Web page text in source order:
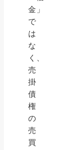
金」
で
は
な
く、
売
掛
債
権
の
売
買